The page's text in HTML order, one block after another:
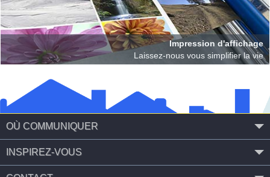
Impression d'affichage
Laissez-nous vous simplifier la vie
OÙ COMMUNIQUER
INSPIREZ-VOUS